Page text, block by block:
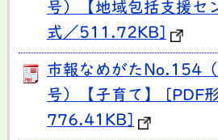
号）【地域包括支援セ
式／511.72KB]
市報なめがたNo.154
号）【子育て】 [PDF
776.41KB]